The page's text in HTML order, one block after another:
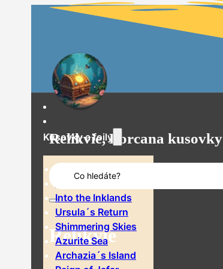
Relikvie, Lorcana kusovky
Search
...
Relikvie
Kusovky a foily
Rise of the Floodborn
Into the Inklands
Ursula´s Return
Shimmering Skies
Azurite Sea
Archazia´s Island